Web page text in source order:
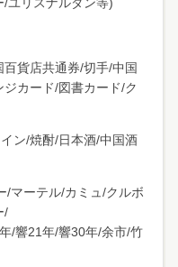
貨店共通券/切手/中国
カード/図書カード/ク
ン/焼酎/日本酒/中国酒
/マーテル/カミュ/クルボ
/
/響21年/響30年/余市/竹